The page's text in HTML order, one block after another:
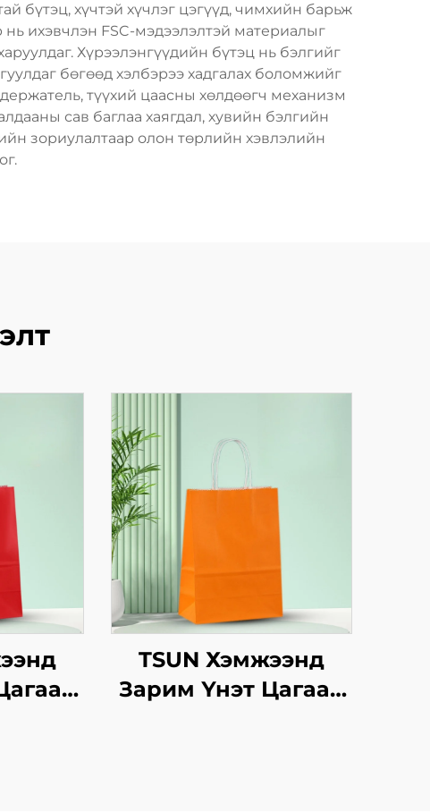
бүтэц, хүчтэй хүчлэг цэгүүд, чимхийн барьж
нь ихэвчлэн FSC-мэдээлэлтэй материалыг
Хүрээлэнгүүдийн бүтэц нь бэлгийг
бөгөөд хэлбэрээ хадгалах боломжийг
түүхий цаасны хөлдөөгч механизм
сав баглаа хаягдал, хувийн бэлгийн
зориулалтаар олон төрлийн хэвлэлийн
TSUN Хэмжээнд
Зарим Үнэт Цагаан